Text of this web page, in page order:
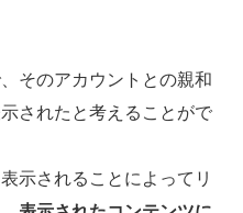
そのアカウントとの親和
されたと考えることがで
示されることによってリ